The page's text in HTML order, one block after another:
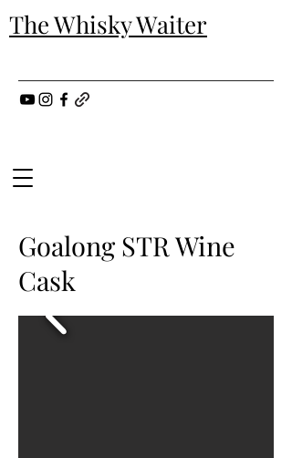
The Whisky Waiter
Goalong STR Wine
Cask